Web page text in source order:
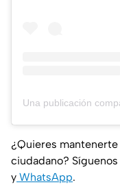
¿Quieres
ciudadano? Síguenos
y WhatsApp.